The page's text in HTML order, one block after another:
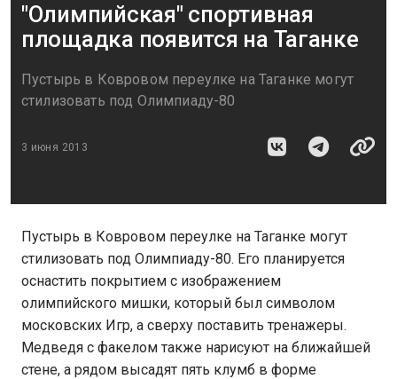
"Олимпийская" спортивная
площадка появится на Таганке
Пустырь в Ковровом переулке на Таганке могут
стилизовать под Олимпиаду-80
3 июня 2013
Пустырь в Ковровом переулке на Таганке могут
стилизовать под Олимпиаду-80. Его планируется
оснастить покрытием с изображением
олимпийского мишки, который был символом
московских Игр, а сверху поставить тренажеры.
Медведя с факелом также нарисуют на ближайшей
стене, а рядом высадят пять клумб в форме